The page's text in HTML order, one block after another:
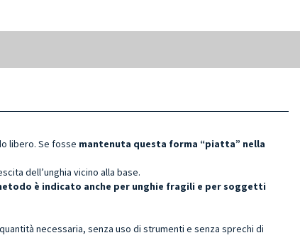
libero. Se fosse mantenuta questa forma “piatta” nella
dell’unghia vicino alla base.
è indicato anche per unghie fragili e per soggetti
necessaria, senza uso di strumenti e senza sprechi di